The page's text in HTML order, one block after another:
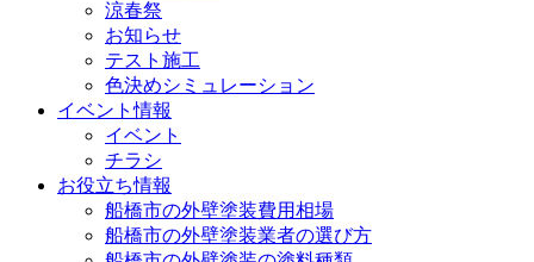
涼春祭
お知らせ
テスト施工
色決めシミュレーション
イベント情報
イベント
チラシ
お役立ち情報
船橋市の外壁塗装費用相場
船橋市の外壁塗装業者の選び方